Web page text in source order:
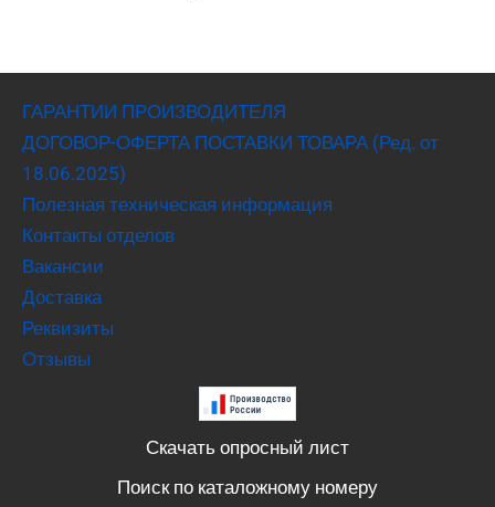
ГАРАНТИИ ПРОИЗВОДИТЕЛЯ
ДОГОВОР-ОФЕРТА ПОСТАВКИ ТОВАРА (Ред. от
18.06.2025)
Полезная техническая информация
Контакты отделов
Вакансии
Доставка
Реквизиты
Отзывы
Скачать опросный лист
Поиск по каталожному номеру